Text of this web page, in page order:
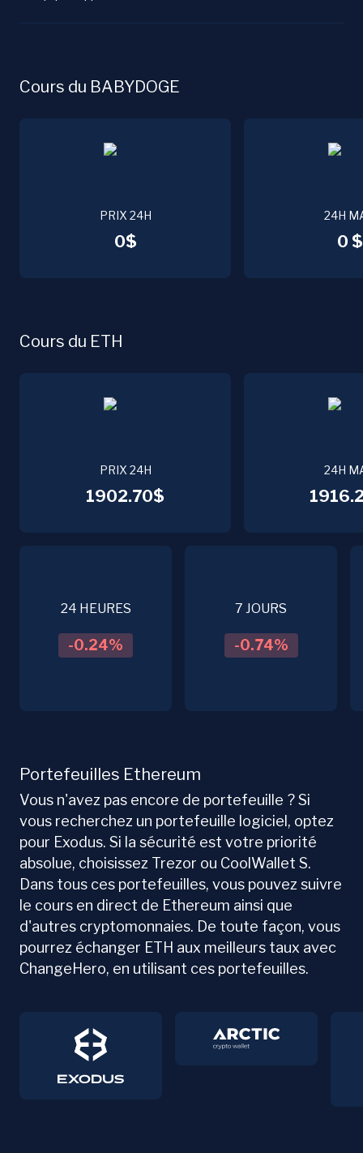
Cours du BABYDOGE
PRIX 24H
0$
24H
0 $
Cours du ETH
PRIX 24H
1902.70$
24H
24 HEURES
-0.24%
7 JOURS
-0.74%
Portefeuilles Ethereum
Vous n'avez pas encore de portefeuille ? Si
vous recherchez un portefeuille logiciel, optez
pour Exodus. Si la sécurité est votre priorité
absolue, choisissez Trezor ou CoolWallet S.
Dans tous ces portefeuilles, vous pouvez suivre
le cours en direct de Ethereum ainsi que
d'autres cryptomonnaies. De toute façon, vous
pourrez échanger ETH aux meilleurs taux avec
ChangeHero, en utilisant ces portefeuilles.